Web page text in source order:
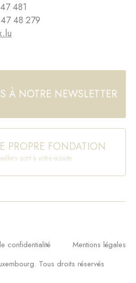
481
48 279
À NOTRE NEWSLETTER
PROPRE FONDATION
sont à votre écoute
confidentialité
Mentions légales
Tous droits réservés